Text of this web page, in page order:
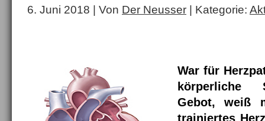
6. Juni 2018 | Von Der Neusser | Kategorie:
War für
körperliche
Gebot, weiß
trainiertes